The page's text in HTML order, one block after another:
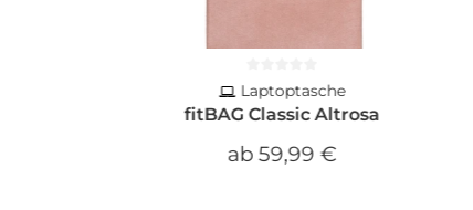
Laptoptasche
fitBAG Classic Altrosa
ab 59,99 €